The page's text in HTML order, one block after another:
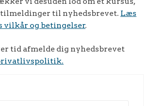
til nyhedsbrevet. Læs
vilkår og betingelser.
tid afmelde dig nyhedsbrevet